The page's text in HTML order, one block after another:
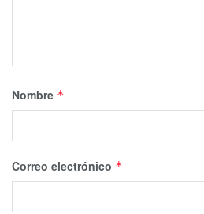
Nombre *
Correo electrónico *